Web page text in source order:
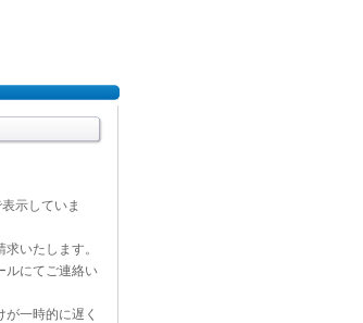
示していま
いたします。
ルにてご連絡い
が一時的に遅く